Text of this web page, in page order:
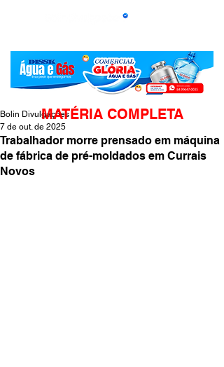
Trabalhador morre prensado em máquina
de fábrica de pré-moldados em Currais
Novos
Bolin Divulgações
7 de out. de 2025
MATÉRIA COMPLETA